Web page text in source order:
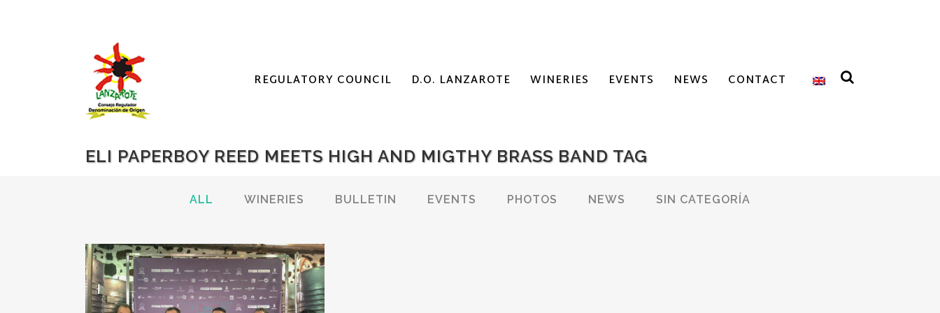
REGULATORY COUNCIL D.O. LANZAROTE WINERIES EVENTS NEWS CONTACT
ELI PAPERBOY REED MEETS HIGH AND MIGTHY BRASS BAND TAG
ALL WINERIES BULLETIN EVENTS PHOTOS NEWS SIN CATEGORÍA